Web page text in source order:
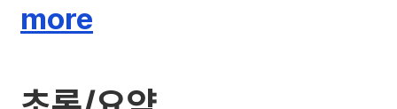
more